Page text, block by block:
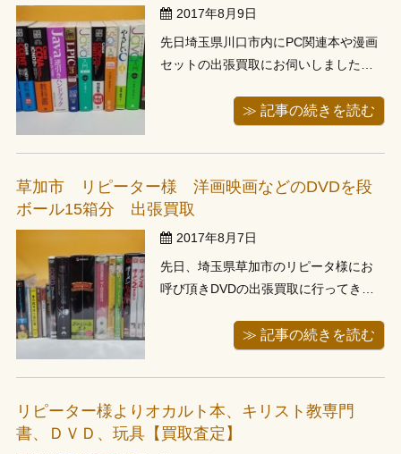
2017年8月9日
先日埼玉県川口市内にPC関連本や漫画
セットの出張買取にお伺いしました。
パソコンの本や漫画が主だったのです
りも言語化の専門書的なものがほとん
でで、冊数的には多くなかったのです
が、まとまった金額での買取となりま
した。...
≫ 記事の続きを読む
草加市 リピーター様 洋画映画などのDVDを段
ボール15箱分 出張買取
2017年8月7日
先日、埼玉県草加市のリピータ様にお
呼び頂きDVDの出張買取に行ってきま
買取させて頂いたのですが、今回は
開けるほどDVDがあり、現在整理中」
とのことをお聞きしておりました。こ
ちらのお客様前回もお電話を頂くタイ
ミン...
≫ 記事の続きを読む
リピーター様よりオカルト本、キリスト教専門
書、ＤＶＤ、玩具【買取査定】